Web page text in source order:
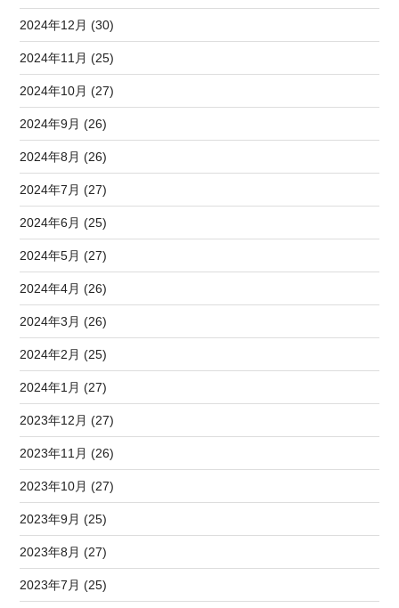
2024年12月 (30)
2024年11月 (25)
2024年10月 (27)
2024年9月 (26)
2024年8月 (26)
2024年7月 (27)
2024年6月 (25)
2024年5月 (27)
2024年4月 (26)
2024年3月 (26)
2024年2月 (25)
2024年1月 (27)
2023年12月 (27)
2023年11月 (26)
2023年10月 (27)
2023年9月 (25)
2023年8月 (27)
2023年7月 (25)